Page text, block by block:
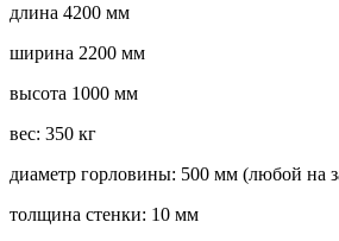
длина 4200 мм
ширина 2200 мм
высота 1000 мм
вес: 350 кг
диаметр горловины: 500 мм (любой на
толщина стенки: 10 мм